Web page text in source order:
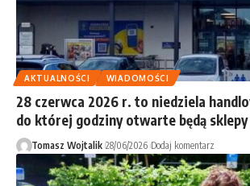
AKTUALNOŚCI WIADOMOŚCI
28 czerwca 2026 r. to niedziela
do której godziny otwarte będą sklepy
Tomasz Wojtalik 28/06/2026 Dodaj komentarz